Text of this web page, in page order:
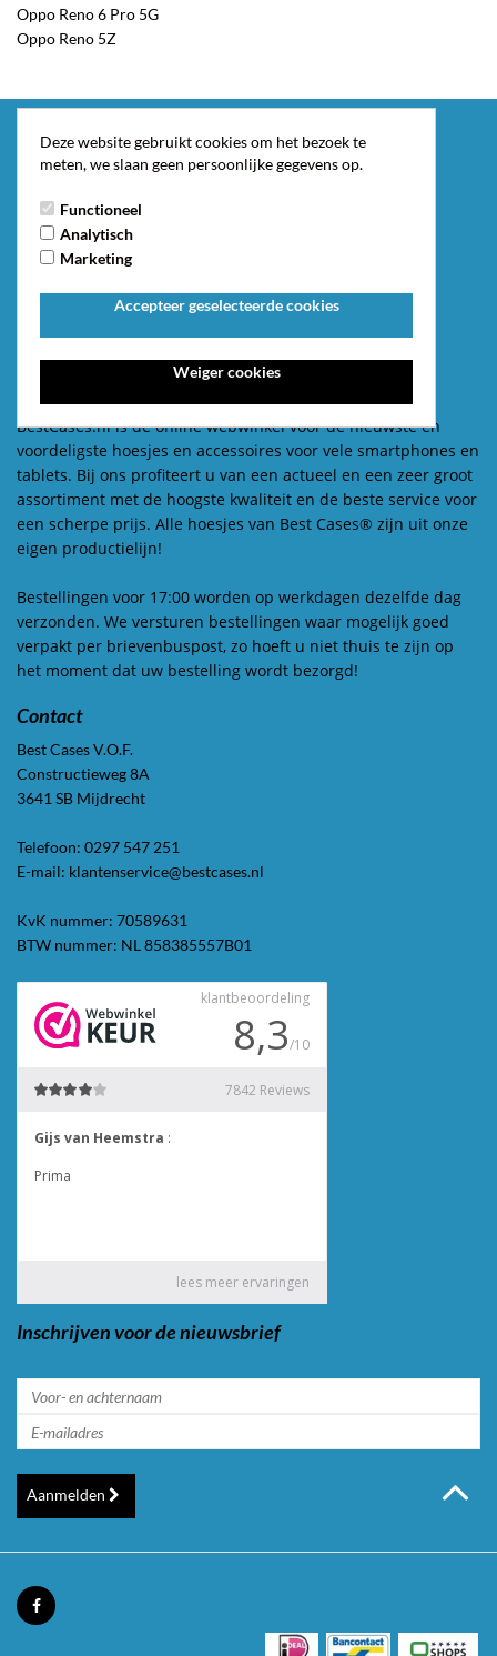
Oppo Reno 6 Pro 5G
Oppo Reno 5Z
Snel naar
Contact
Privacy Policy
Algemene Voorwaarden
Klachten
Handleiding Telefoonhoesje
BestCases.nl is dé online webwinkel voor de nieuwste en
voordeligste hoesjes en accessoires voor vele smartphones en
tablets. Bij ons profiteert u van een actueel en een zeer groot
assortiment met de hoogste kwaliteit en de beste service voor
een scherpe prijs. Alle hoesjes van Best Cases® zijn uit onze
eigen productielijn!
Bestellingen voor 17:00 worden op werkdagen dezelfde dag
verzonden. We versturen bestellingen waar mogelijk goed
verpakt per brievenbuspost, zo hoeft u niet thuis te zijn op
het moment dat uw bestelling wordt bezorgd!
Contact
Best Cases V.O.F.
Constructieweg 8A
3641 SB Mijdrecht
Telefoon: 0297 547 251
E-mail: klantenservice@bestcases.nl
KvK nummer: 70589631
BTW nummer: NL 858385557B01
Inschrijven voor de nieuwsbrief
Aanmelden
Deze website gebruikt cookies om het bezoek te
meten, we slaan geen persoonlijke gegevens op.
Functioneel
Analytisch
Marketing
Accepteer geselecteerde cookies
Weiger cookies